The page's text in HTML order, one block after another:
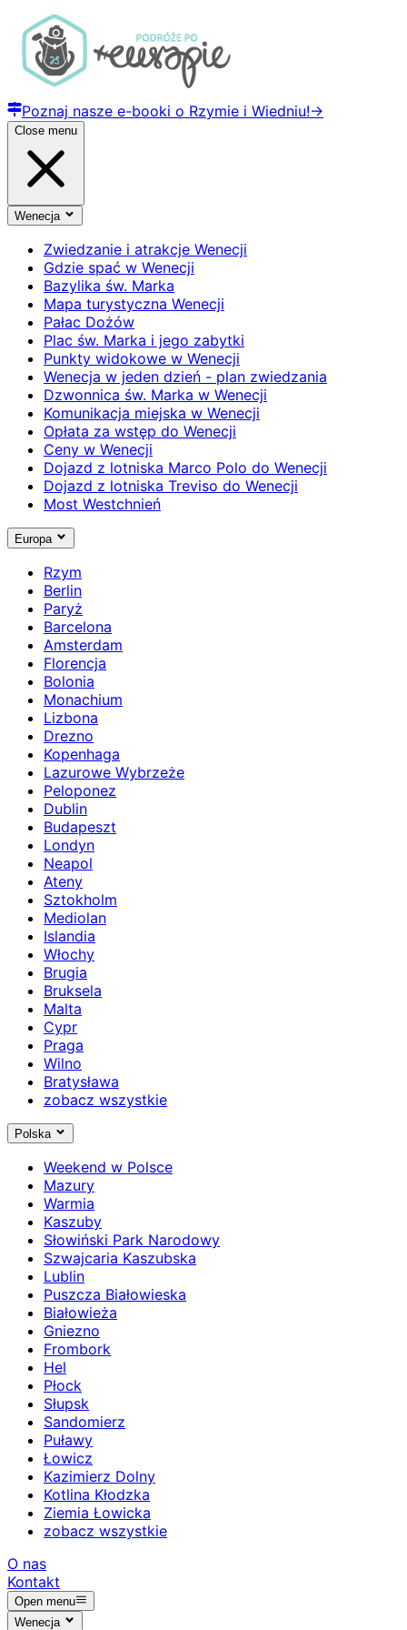
Poznaj nasze e-booki o Rzymie i Wiedniu!→
Close menu
Wenecja
Zwiedzanie i atrakcje Wenecji
Gdzie spać w Wenecji
Bazylika św. Marka
Mapa turystyczna Wenecji
Pałac Dożów
Plac św. Marka i jego zabytki
Punkty widokowe w Wenecji
Wenecja w jeden dzień - plan zwiedzania
Dzwonnica św. Marka w Wenecji
Komunikacja miejska w Wenecji
Opłata za wstęp do Wenecji
Ceny w Wenecji
Dojazd z lotniska Marco Polo do Wenecji
Dojazd z lotniska Treviso do Wenecji
Most Westchnień
Europa
Rzym
Berlin
Paryż
Barcelona
Amsterdam
Florencja
Bolonia
Monachium
Lizbona
Drezno
Kopenhaga
Lazurowe Wybrzeże
Peloponez
Dublin
Budapeszt
Londyn
Neapol
Ateny
Sztokholm
Mediolan
Islandia
Włochy
Brugia
Bruksela
Malta
Cypr
Praga
Wilno
Bratysława
zobacz wszystkie
Polska
Weekend w Polsce
Mazury
Warmia
Kaszuby
Słowiński Park Narodowy
Szwajcaria Kaszubska
Lublin
Puszcza Białowieska
Białowieża
Gniezno
Frombork
Hel
Płock
Słupsk
Sandomierz
Puławy
Łowicz
Kazimierz Dolny
Kotlina Kłodzka
Ziemia Łowicka
zobacz wszystkie
O nas
Kontakt
Open menu
Wenecja